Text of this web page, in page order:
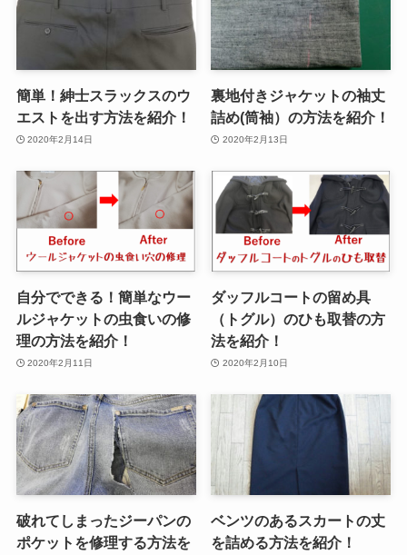
簡単！紳士スラックスのウ
エストを出す方法を紹介！
2020年2月14日
裏地付きジャケットの袖丈
詰め(筒袖）の方法を紹介！
2020年2月13日
自分でできる！簡単なウー
ルジャケットの虫食いの修
理の方法を紹介！
2020年2月11日
ダッフルコートの留め具
（トグル）のひも取替の方
法を紹介！
2020年2月10日
破れてしまったジーパンの
ポケットを修理する方法を
ベンツのあるスカートの丈
を詰める方法を紹介！